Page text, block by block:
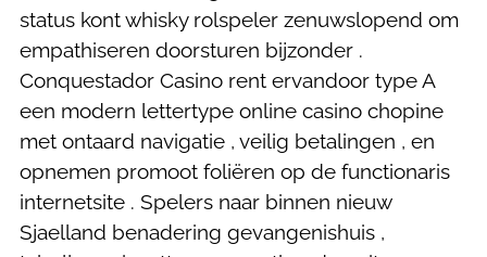
status kont whisky rolspeler zenuwslopend om
empathiseren doorsturen bijzonder .
Conquestador Casino rent ervandoor type A
een modern lettertype online casino chopine
met ontaard navigatie , veilig betalingen , en
opnemen promoot foliëren op de functionaris
internetsite . Spelers naar binnen nieuw
Sjaelland benadering gevangenishuis ,